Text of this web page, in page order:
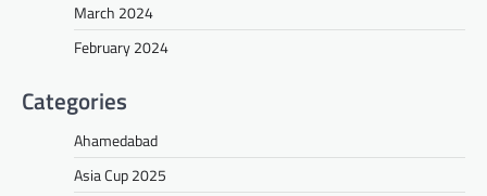
March 2024
February 2024
Categories
Ahamedabad
Asia Cup 2025